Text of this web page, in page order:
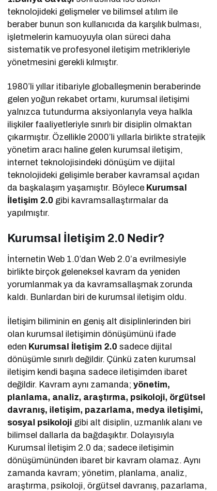
teknolojideki gelişmeler ve bilimsel atılım ile
beraber bunun son kullanıcıda da karşılık bulması,
işletmelerin kamuoyuyla olan süreci daha
sistematik ve profesyonel iletişim metrikleriyle
yönetmesini gerekli kılmıştır.
1980’li yıllar itibariyle globalleşmenin beraberinde
gelen yoğun rekabet ortamı, kurumsal iletişimi
yalnızca tutundurma aksiyonlarıyla veya halkla
ilişkiler faaliyetleriyle sınırlı bir disiplin olmaktan
çıkarmıştır. Özellikle 2000’li yıllarla birlikte stratejik
yönetim aracı haline gelen kurumsal iletişim,
internet teknolojisindeki dönüşüm ve dijital
teknolojideki gelişimle beraber kavramsal açıdan
da başkalaşım yaşamıştır. Böylece Kurumsal
İletişim 2.0 gibi kavramsallaştırmalar da
yapılmıştır.
Kurumsal İletişim 2.0 Nedir?
İnternetin Web 1.0’dan Web 2.0’a evrilmesiyle
birlikte birçok geleneksel kavram da yeniden
yorumlanmak ya da kavramsallaşmak zorunda
kaldı. Bunlardan biri de kurumsal iletişim oldu.
İletişim biliminin en geniş alt disiplinlerinden biri
olan kurumsal iletişimin dönüşümünü ifade
eden Kurumsal İletişim 2.0 sadece dijital
dönüşümle sınırlı değildir. Çünkü zaten kurumsal
iletişim kendi başına sadece iletişimden ibaret
değildir. Kavram aynı zamanda;yönetim,
planlama, analiz, araştırma, psikoloji, örgütsel
davranış, iletişim, pazarlama, medya iletişimi,
sosyal psikoloji gibi alt disiplin, uzmanlık alanı ve
bilimsel dallarla da bağdaşıktır. Dolayısıyla
Kurumsal İletişim 2.0 da; sadece iletişimin
dönüşümününden ibaret bir kavram olamaz. Aynı
zamanda kavram; yönetim, planlama, analiz,
araştırma, psikoloji, örgütsel davranış, pazarlama,